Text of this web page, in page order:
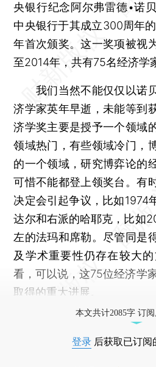
央银行纪念阿尔弗雷德•诺
中央银行于其成立300周年
年首次颁奖。这一奖项被视
至2014年，共有75名经济学
我们当然不能仅仅以诺
济学家英年早逝，未能等到
济学奖主要是授予一个领域
领域热门，有些领域冷门，
的一个领域，研究博弈论的
可惜不能都登上领奖台。有
决定会引起争议，比如1974
达尔和右派的哈耶克，比如
左的法玛和席勒。尽管同是
及学术重要性仍存在较大
看，可以说，这75位经济学
取得的重大进展。
本文共计2085字 订
登录 后获取已订阅